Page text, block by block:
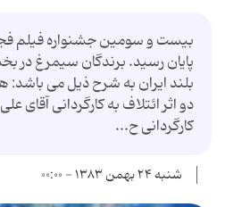
بیست و سومین جشنواره فیلم
پایان رسید. برندگان سیمرغ در
بلند ایران به شرح ذیل می باشد:
دو اثر ائتلاف به كارگردانی آقای
كارگردانی ح...
شنبه ۲۴ بهمن ۱۳۸۳ - ۰۰:۰۰